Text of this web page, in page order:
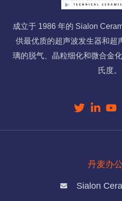
成立于 1986 年的 Sialon
供最优质的超声波发生器和超
璃的脱气、晶粒细化和微合金
氏度。
丹麦办
Sialon